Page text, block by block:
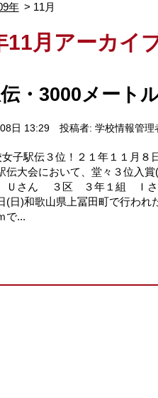
年 11月
11月アーカイ
・3000メート
日 13:29 投稿者: 学校情報管理
子駅伝３位！２１年１１月８
伝大会において、堂々３位
Ｕさん ３区 ３年１組 Ｉ
(日)和歌山県上冨田町で行わ
で...